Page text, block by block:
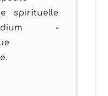
spirituelle
-